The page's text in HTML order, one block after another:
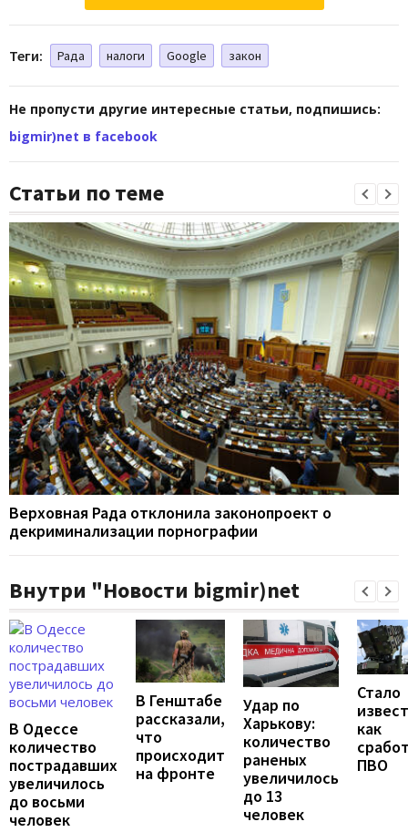
Теги: Рада налоги Google закон
Не пропусти другие интересные статьи, подпишись:
bigmir)net в facebook
Статьи по теме
Верховная Рада отклонила законопроект о
декриминализации порнографии
Внутри "Новости bigmir)net
В Одессе
количество
пострадавших
увеличилось
до восьми
человек
В Генштабе
рассказали,
что
происходит
на фронте
Удар по
Харькову:
количество
раненых
увеличилось
до 13
человек
Стало
как
ПВО